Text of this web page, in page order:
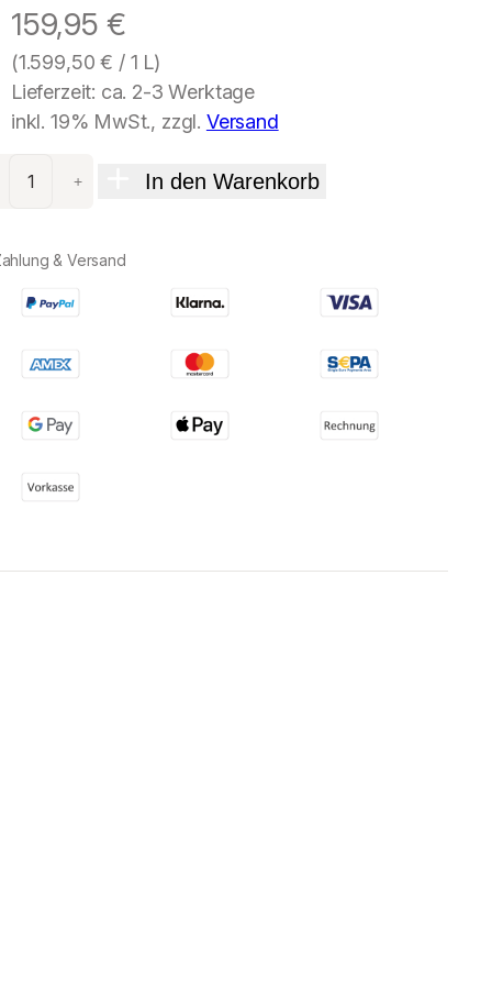
159,95 €
(1.599,50€ / 1 L)
Lieferzeit: ca. 2-3 Werktage
inkl. 19% MwSt., zzgl. Versand
+ In den Warenkorb
& Versand